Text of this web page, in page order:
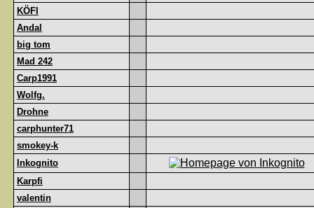
KÖFI
Andal
big tom
Mad 242
Carp1991
Wolfg.
Drohne
carphunter71
smokey-k
Inkognito
Karpfi
valentin